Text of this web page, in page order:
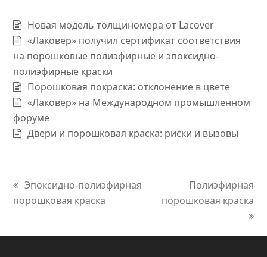
Новая модель толщиномера от Lacover
«Лаковер» получил сертификат соответствия
на порошковые полиэфирные и эпоксидно-
полиэфирные краски
Порошковая покраска: отклонение в цвете
«Лаковер» на Международном промышленном
форуме
Двери и порошковая краска: риски и вызовы
previous
post:
Эпоксидно-полиэфирная
порошковая краска
next
post:
Полиэфирная
порошковая краска